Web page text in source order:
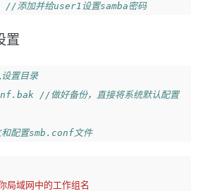
添加并给user1设置samba密码
置
置目录
//做好备份，直接将系统默认配置
配置smb.conf文件
域网中的工作组名